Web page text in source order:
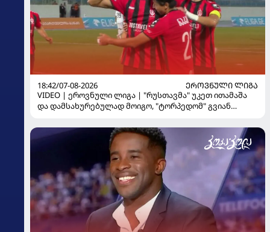
18:42/07-08-2026
ᲔᲠᲝᲕᲜᲣᲚᲘ ᲚᲘᲒᲐ
VIDEO | ეროვნული ლიგა | "რუსთავმა" უკეთ ითამაშა
და დამსახურებულად მოიგო, "ტორპედომ" გვიან